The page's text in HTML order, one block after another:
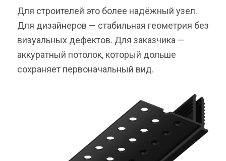
Для строителей это более надёжный узел.
Для дизайнеров — стабильная геометрия без
визуальных дефектов. Для заказчика —
аккуратный потолок, который дольше
сохраняет первоначальный вид.